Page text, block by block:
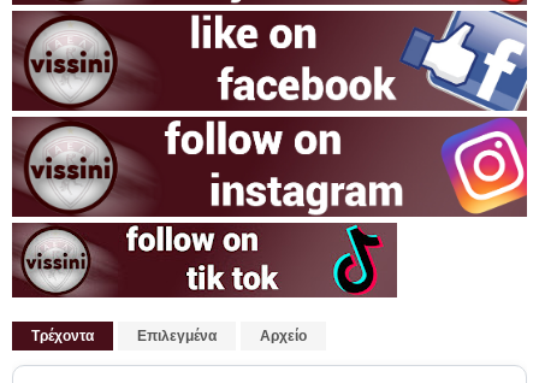
Τρέχοντα Επιλεγμένα Αρχείο